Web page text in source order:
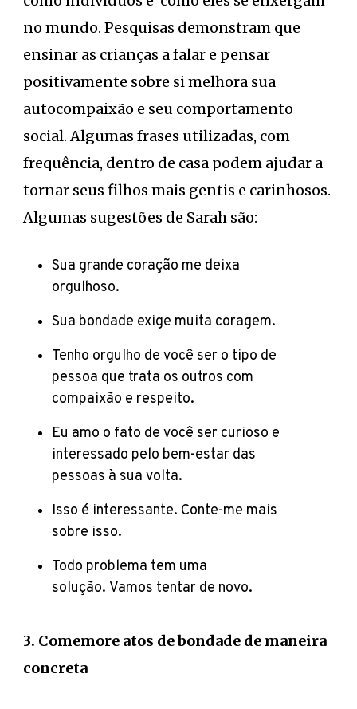
no mundo. Pesquisas demonstram que
ensinar as crianças a falar e pensar
positivamente sobre si melhora sua
autocompaixão e seu comportamento
social. Algumas frases utilizadas, com
frequência, dentro de casa podem ajudar a
tornar seus filhos mais gentis e carinhosos.
Algumas sugestões de Sarah são:
Sua grande coração me deixa
orgulhoso.
Sua bondade exige muita coragem.
Tenho orgulho de você ser o tipo de
pessoa que trata os outros com
compaixão e respeito.
Eu amo o fato de você ser curioso e
interessado pelo bem-estar das
pessoas à sua volta.
Isso é interessante. Conte-me mais
sobre isso.
Todo problema tem uma
solução. Vamos tentar de novo.
3. Comemore atos de bondade de maneira
concreta